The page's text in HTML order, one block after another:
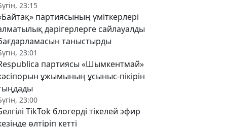
23:15
партиясының үміткерлері
дәрігерлерге сайлауалды
таныстырды
23:01
партиясы «Шымкентмай»
ұжымының ұсыныс-пікірін
23:00
TikTok блогерді тікелей эфир
өлтіріп кетті